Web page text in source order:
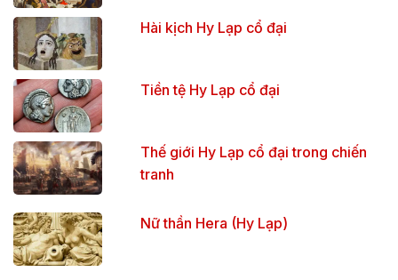
Hài kịch Hy Lạp cổ đại
Tiền tệ Hy Lạp cổ đại
Thế giới Hy Lạp cổ đại trong chiến
tranh
Nữ thần Hera (Hy Lạp)